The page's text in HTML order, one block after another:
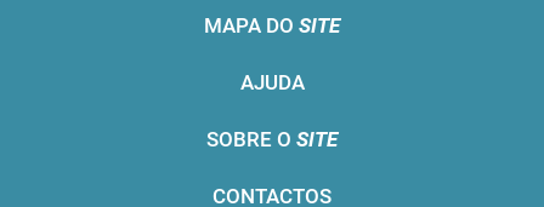
MAPA DO SITE
AJUDA
SOBRE O SITE
CONTACTOS